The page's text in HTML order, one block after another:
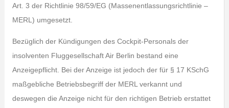
Art. 3 der Richtlinie 98/59/EG (Massenentlassungsrichtlinie –
MERL) umgesetzt.
Bezüglich der Kündigungen des Cockpit-Personals der
insolventen Fluggesellschaft Air Berlin bestand eine
Anzeigepflicht. Bei der Anzeige ist jedoch der für § 17 KSchG
maßgebliche Betriebsbegriff der MERL verkannt und
deswegen die Anzeige nicht für den richtigen Betrieb erstattet